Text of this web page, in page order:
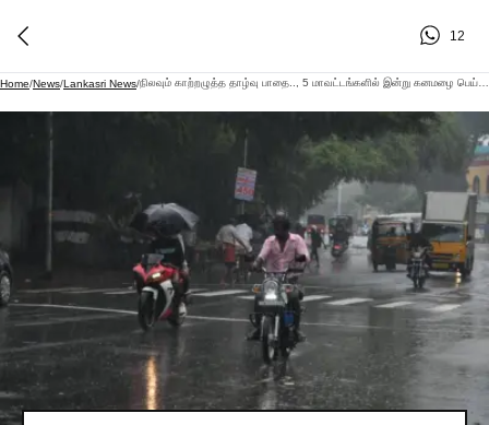
12
Home/News/Lankasri News/